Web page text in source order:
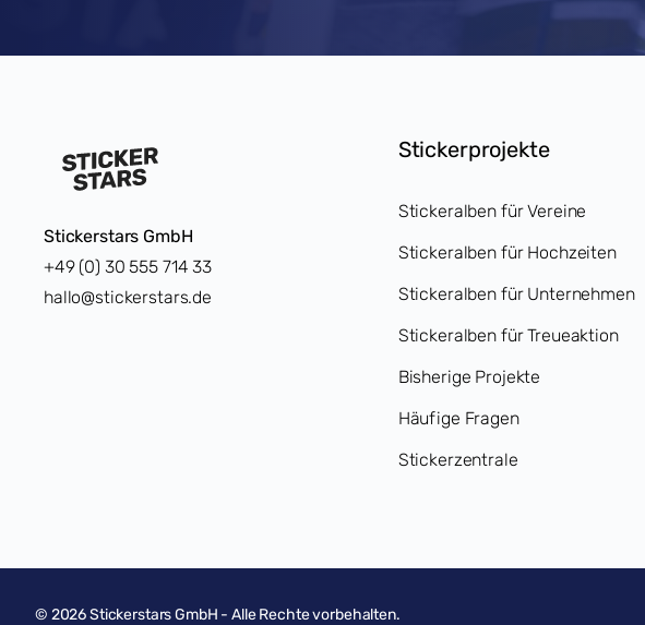
Stickerstars GmbH
+49 (0) 30 555 714 33
hallo@stickerstars.de
Stickerprojekte
Stickeralben für Vereine
Stickeralben für Hochzeiten
Stickeralben für Unternehmen
Stickeralben für Treueaktion
Bisherige Projekte
Häufige Fragen
Stickerzentrale
© 2026Stickerstars GmbH - Alle Rechte vorbehalten.